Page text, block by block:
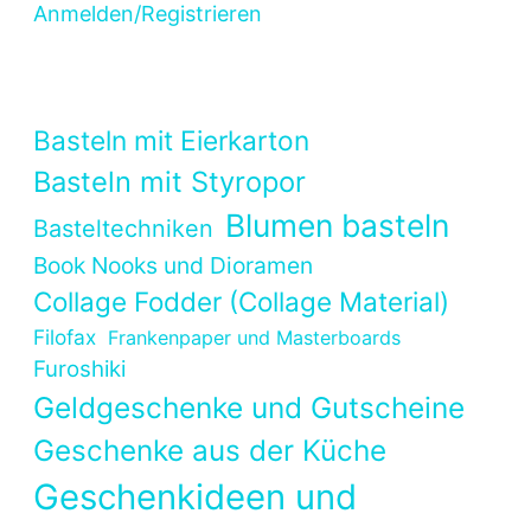
Anmelden/Registrieren
Basteln mit Eierkarton
Basteln mit Styropor
Basteltechniken Blumen basteln
Book Nooks und Dioramen
Collage Fodder (Collage Material)
Filofax Frankenpaper und Masterboards
Furoshiki
Geldgeschenke und Gutscheine
Geschenke aus der Küche
Geschenkideen und